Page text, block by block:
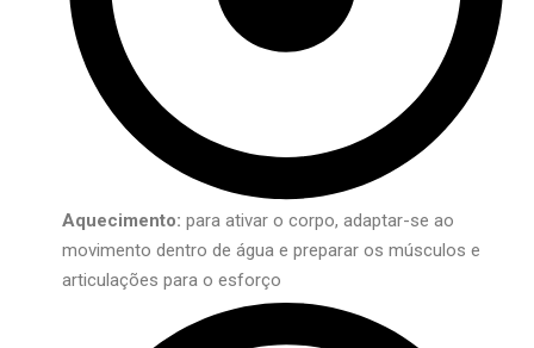
Aquecimento: para ativar o corpo, adaptar-se ao
movimento dentro de água e preparar os músculos e
articulações para o esforço